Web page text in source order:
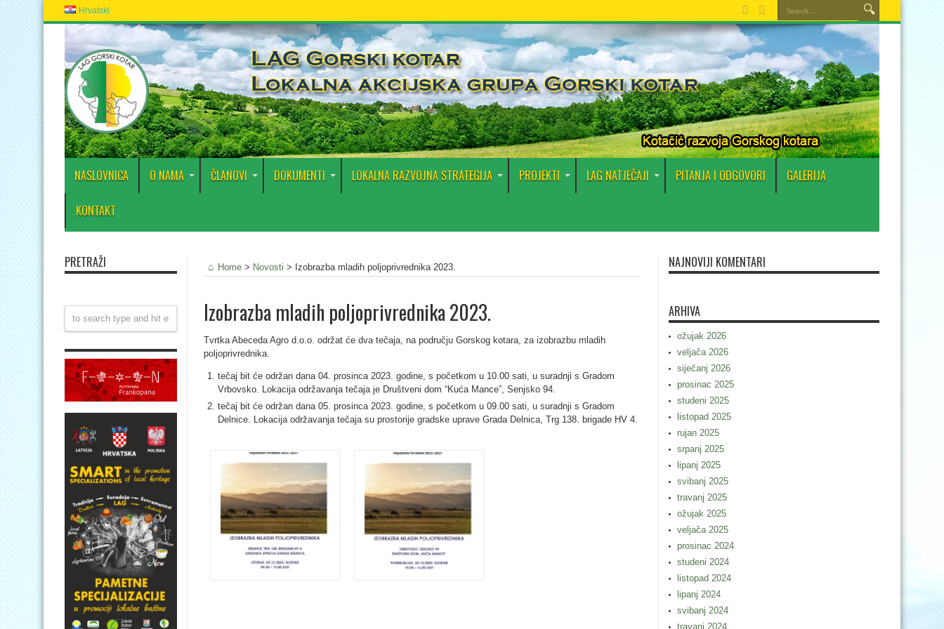
Hrvatski
NASLOVNICA O NAMA ČLANOVI DOKUMENTI LOKALNA RAZVOJNA STRATEGIJA PROJEKTI LAG NATJEČAJI PITANJA I ODGOVORI GALERIJA
KONTAKT
Home > Novosti > Izobrazba mladih poljoprivrednika 2023.
Izobrazba mladih poljoprivrednika 2023.
Tvrtka Abeceda Agro d.o.o. održat će dva tečaja, na području Gorskog kotara, za izobrazbu mladih
poljoprivrednika.
tečaj bit će održan dana 04. prosinca 2023. godine, s početkom u 10.00 sati, u suradnji s Gradom
Vrbovsko. Lokacija održavanja tečaja je Društveni dom “Kuća Mance”, Senjsko 94.
tečaj bit će održan dana 05. prosinca 2023. godine, s početkom u 09.00 sati, u suradnji s Gradom
Delnice. Lokacija održavanja tečaja su prostorije gradske uprave Grada Delnica, Trg 138. brigade HV 4.
PRETRAŽI NAJNOVIJI KOMENTARI
ARHIVA
ožujak 2026
veljača 2026
siječanj 2026
prosinac 2025
studeni 2025
listopad 2025
rujan 2025
srpanj 2025
lipanj 2025
svibanj 2025
travanj 2025
ožujak 2025
veljača 2025
prosinac 2024
studeni 2024
listopad 2024
lipanj 2024
svibanj 2024
travanj 2024